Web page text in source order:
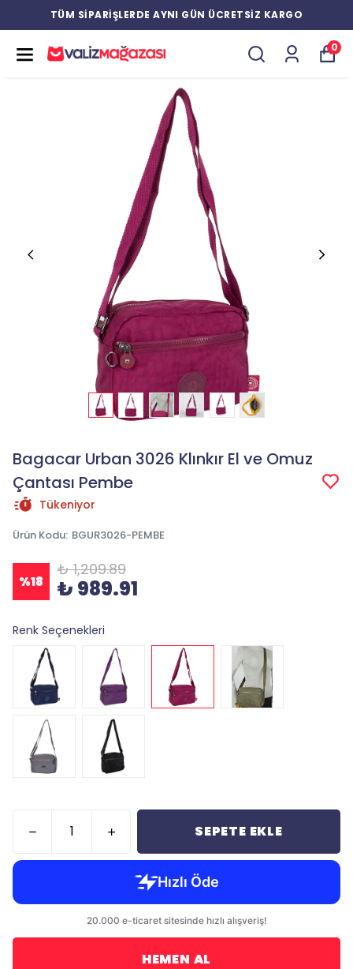
TÜM SİPARİŞLERDE AYNI GÜN ÜCRETSİZ KARGO
0
Bagacar Urban 3026 Klınkır El ve Omuz
Çantası Pembe
Tükeniyor
Ürün Kodu: BGUR3026-PEMBE
%18
₺ 1,209.89
₺ 989.91
Renk Seçenekleri
SEPETE EKLE
HEMEN AL